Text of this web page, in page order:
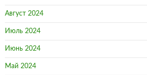
Август 2024
Июль 2024
Июнь 2024
Май 2024